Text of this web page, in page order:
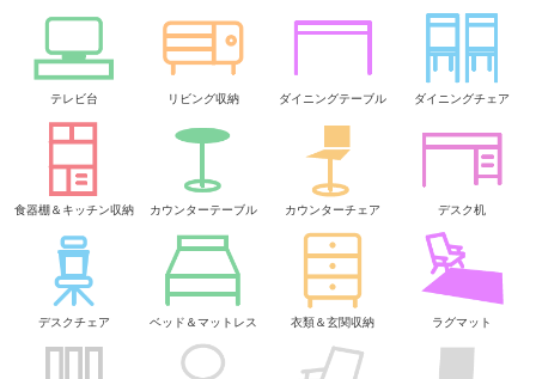
テレビ台 リビング収納 ダイニングテーブル ダイニングチェア
食器棚＆キッチン収納 カウンターテーブル カウンターチェア デスク机
デスクチェア ベッド＆マットレス 衣類＆玄関収納 ラグマット